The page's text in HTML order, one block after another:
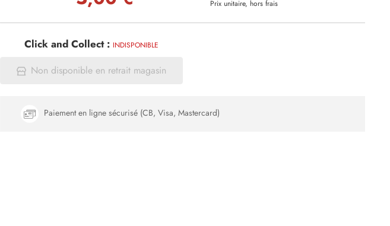
Prix unitaire, hors frais
Click and Collect : INDISPONIBLE
Non disponible en retrait magasin
Paiement en ligne sécurisé (CB, Visa, Mastercard)